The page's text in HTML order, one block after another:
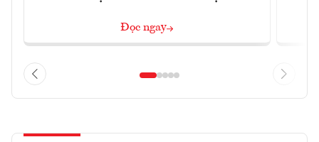
Đọc ngay